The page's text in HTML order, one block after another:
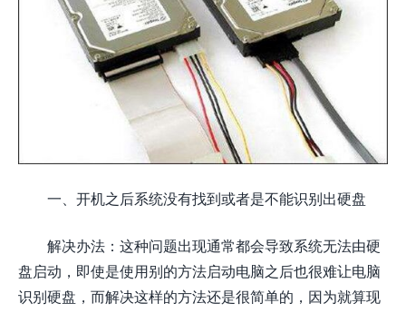
一、开机之后系统没有找到或者是不能识别出硬盘
解决办法：这种问题出现通常都会导致系统无法由硬
盘启动，即使是使用别的方法启动电脑之后也很难让电脑
识别硬盘，而解决这样的方法还是很简单的，因为就算现